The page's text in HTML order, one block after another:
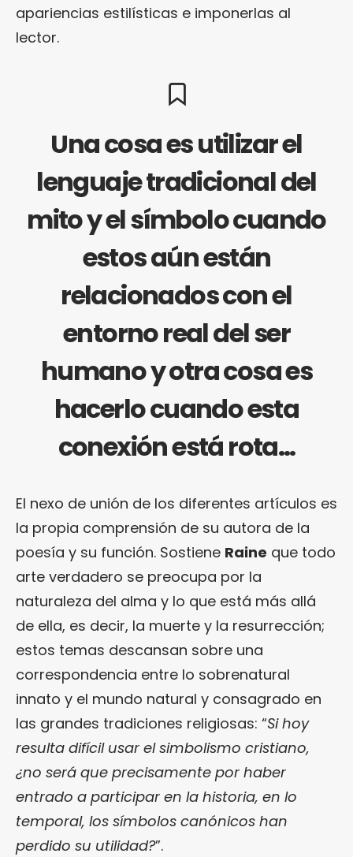
apariencias estilísticas e imponerlas al
lector.
Una cosa es utilizar el
lenguaje tradicional del
mito y el símbolo cuando
estos aún están
relacionados con el
entorno real del ser
humano y otra cosa es
hacerlo cuando esta
conexión está rota…
El nexo de unión de los diferentes artículos es
la propia comprensión de su autora de la
poesía y su función. Sostiene Raine que todo
arte verdadero se preocupa por la
naturaleza del alma y lo que está más allá
de ella, es decir, la muerte y la resurrección;
estos temas descansan sobre una
correspondencia entre lo sobrenatural
innato y el mundo natural y consagrado en
las grandes tradiciones religiosas: “Si hoy
resulta difícil usar el simbolismo cristiano,
¿no será que precisamente por haber
entrado a participar en la historia, en lo
temporal, los símbolos canónicos han
perdido su utilidad?”.